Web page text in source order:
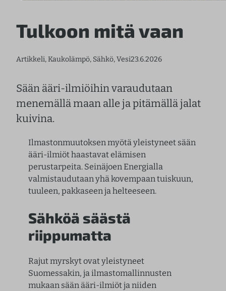
Tulkoon mitä vaan
Artikkeli, Kaukolämpö, Sähkö, Vesi23.6.2026
Sään ääri-ilmiöihin varaudutaan
menemällä maan alle ja pitämällä jalat
kuivina.
Ilmastonmuutoksen myötä yleistyneet sään
ääri-ilmiöt haastavat elämisen
perustarpeita. Seinäjoen Energialla
valmistaudutaan yhä kovempaan tuiskuun,
tuuleen, pakkaseen ja helteeseen.
Sähköä säästä
riippumatta
Rajut myrskyt ovat yleistyneet
Suomessakin, ja ilmastomallinnusten
mukaan sään ääri-ilmiöt ja niiden